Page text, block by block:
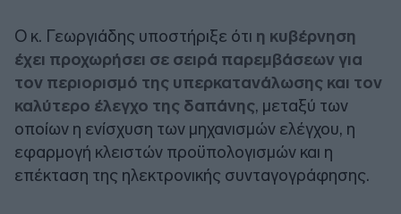
Ο κ. Γεωργιάδης υποστήριξε ότι η κυβέρνηση
έχει προχωρήσει σε σειρά παρεμβάσεων για
τον περιορισμό της υπερκατανάλωσης και τον
καλύτερο έλεγχο της δαπάνης, μεταξύ των
οποίων η ενίσχυση των μηχανισμών ελέγχου, η
εφαρμογή κλειστών προϋπολογισμών και η
επέκταση της ηλεκτρονικής συνταγογράφησης.